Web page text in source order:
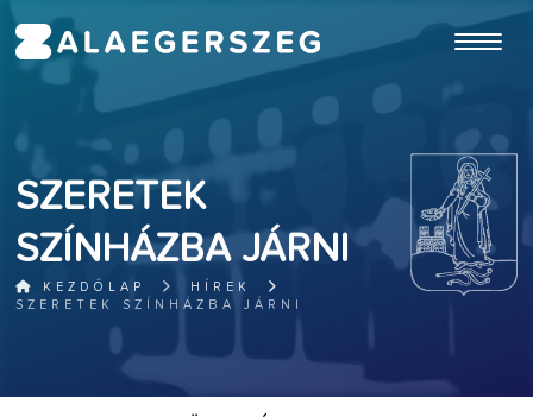
SZERETEK
SZÍNHÁZBA JÁRNI
KEZDŐLAP
HÍREK
SZERETEK SZÍNHÁZBA JÁRNI